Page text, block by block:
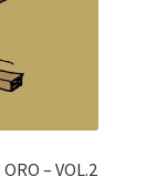
– VOL.2